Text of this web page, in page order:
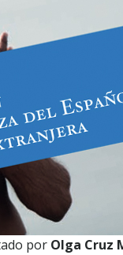
por Olga Cruz